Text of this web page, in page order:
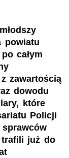
powiatu
całym
zawartością
dowodu
które
Policji
trafili już do